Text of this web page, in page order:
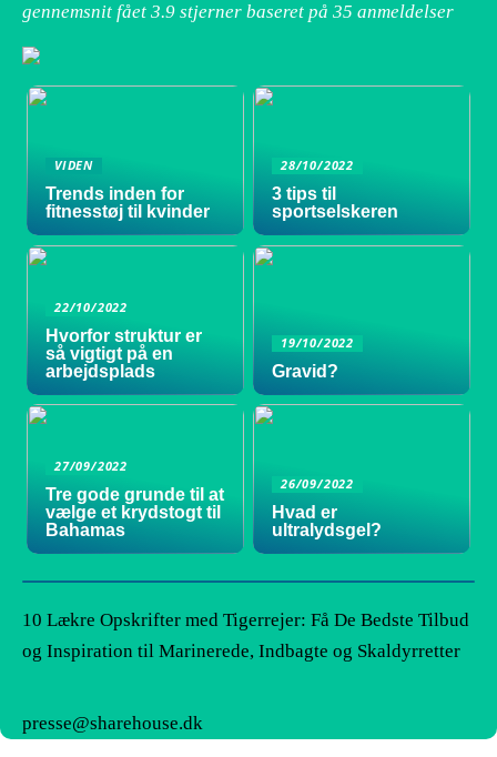
gennemsnit fået 3.9 stjerner baseret på 35 anmeldelser
VIDEN
Trends inden for
fitnesstøj til kvinder
28/10/2022
3 tips til
sportselskeren
22/10/2022
Hvorfor struktur er
så vigtigt på en
arbejdsplads
19/10/2022
Gravid?
27/09/2022
Tre gode grunde til at
vælge et krydstogt til
Bahamas
26/09/2022
Hvad er
ultralydsgel?
10 Lækre Opskrifter med Tigerrejer: Få De Bedste Tilbud
og Inspiration til Marinerede, Indbagte og Skaldyrretter
presse@sharehouse.dk